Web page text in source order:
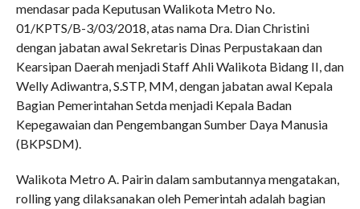
mendasar pada Keputusan Walikota Metro No.
01/KPTS/B-3/03/2018, atas nama Dra. Dian Christini
dengan jabatan awal Sekretaris Dinas Perpustakaan dan
Kearsipan Daerah menjadi Staff Ahli Walikota Bidang II, dan
Welly Adiwantra, S.STP, MM, dengan jabatan awal Kepala
Bagian Pemerintahan Setda menjadi Kepala Badan
Kepegawaian dan Pengembangan Sumber Daya Manusia
(BKPSDM).
Walikota Metro A. Pairin dalam sambutannya mengatakan,
rolling yang dilaksanakan oleh Pemerintah adalah bagian